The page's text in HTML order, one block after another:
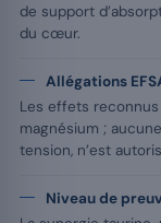
de support
du cœur.
Allégations
Les effets
magnésium ;
tension, n’est
Niveau de